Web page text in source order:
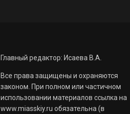
Главный редактор: Исаева В.А.
Все права защищены и охраняются
законом. При полном или частичном
использовании материалов ссылка на
www.miasskiy.ru обязательна (в